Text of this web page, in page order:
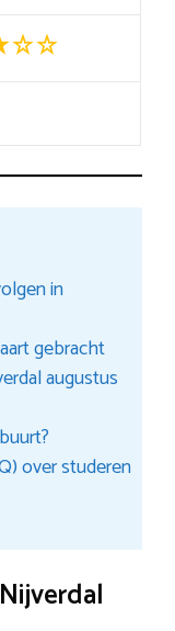
in
gebracht
augustus
over studeren